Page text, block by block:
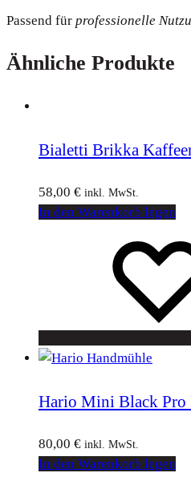
Passend für professionelle
Ähnliche Produkte
Bialetti Brikka
58,00 € inkl. MwSt.
In den Warenkorb legen
Hario Mini Black Pro
80,00 € inkl. MwSt.
In den Warenkorb legen